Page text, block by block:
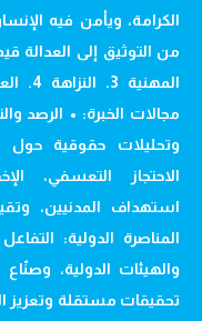
الكرامة، ويأمن فيه
مجالات الخبرة: • الرصد
وتحليلات حقوقية حول
الاحتجاز التعسفي،
استهداف المدنيين،
المناصرة الدولية:
والهيئات الدولية،
تحقيقات مستقلة وتعزيز